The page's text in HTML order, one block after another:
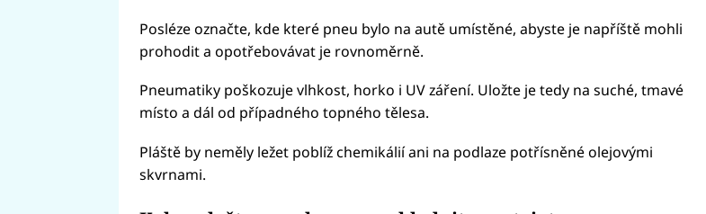
Posléze označte, kde které pneu bylo na autě umístěné, abyste je napříště mohli
prohodit a opotřebovávat je rovnoměrně.
Pneumatiky poškozuje vlhkost, horko i UV záření. Uložte je tedy na suché, tmavé
místo a dál od případného topného tělesa.
Pláště by neměly ležet poblíž chemikálií ani na podlaze potřísněné olejovými
skvrnami.